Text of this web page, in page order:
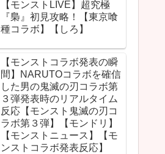
【モンストLIVE】超究極
『梟』初見攻略！【東京喰
種コラボ】【しろ】
【モンストコラボ発表の瞬
間】NARUTOコラボを確信
した男の鬼滅の刃コラボ第
３弾発表時のリアルタイム
反応【モンスト鬼滅の刃コ
ラボ第３弾】【モンドリ】
【モンストニュース】【モ
ンストコラボ発表反応】